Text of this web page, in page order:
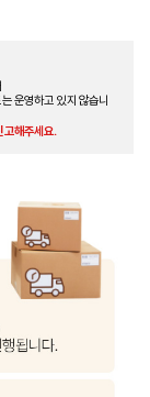
운영하고 있지 않습니
고해주세요.